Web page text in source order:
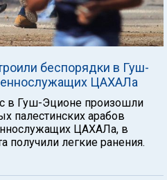
беспорядки в Гуш-
ЦАХАЛа
в Гуш-Эционе произошли
палестинских арабов
ЦАХАЛа, в
получили легкие ранения.